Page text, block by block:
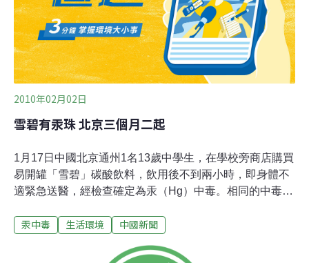
毒)，他們正在配合刑警調查。至于王晨中毒事件，警方尚
未與該公司接觸。日前，針對兩起與雪碧有關的汞中毒事
件，北京可口可
2010年02月02日
雪碧有汞珠 北京三個月二起
1月17日中國北京通州1名13歲中學生，在學校旁商店購買
易開罐「雪碧」碳酸飲料，飲用後不到兩小時，即身體不
適緊急送醫，經檢查確定為汞（Hg）中毒。相同的中毒情
查。中毒的中學生王晨表示，開罐大喝兩口後，第2口的
豆粒大小的銀球」。王晨送醫檢查後，發現血中汞濃度極
汞中毒 生活環境 中國新聞